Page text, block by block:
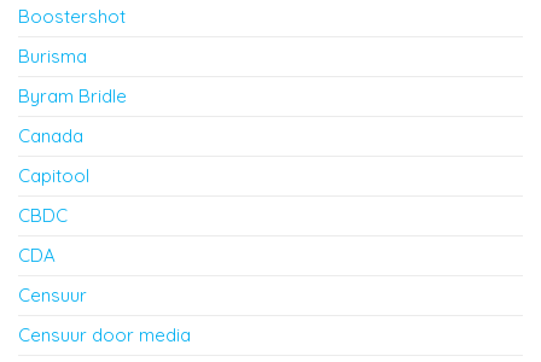
Boostershot
Burisma
Byram Bridle
Canada
Capitool
CBDC
CDA
Censuur
Censuur door media